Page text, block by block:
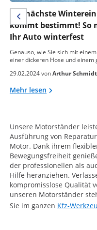
Der nächste
kommt bestimmt! So
Ihr Auto winterfest
Genauso, wie Sie sich mit
einer dickeren Hose und
29.02.2024 vonArthur
Mehr lesen
Unsere Motorständer
Ausführung von
Motor. Dank ihrem
Bewegungsfreiheit
der professionellen als
Hilfe heranziehen.
kompromisslose Qualität
unseren Motorständer
Sie im ganzen Kfz-